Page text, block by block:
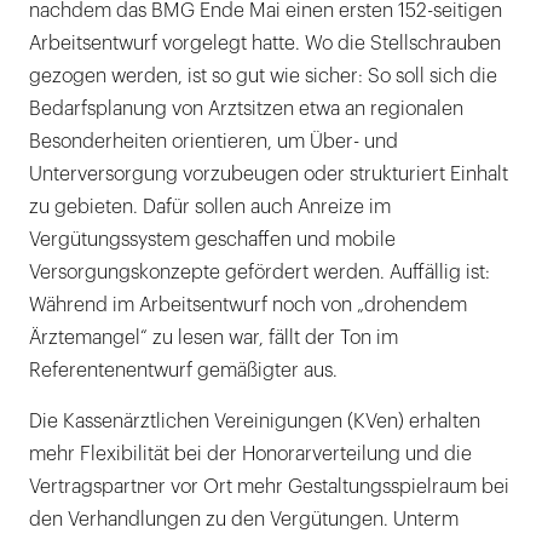
nachdem das BMG Ende Mai einen ersten 152-seitigen
Arbeitsentwurf vorgelegt hatte. Wo die Stellschrauben
gezogen werden, ist so gut wie sicher: So soll sich die
Bedarfsplanung von Arztsitzen etwa an regionalen
Besonderheiten orientieren, um Über- und
Unterversorgung vorzubeugen oder strukturiert Einhalt
zu gebieten. Dafür sollen auch Anreize im
Vergütungssystem geschaffen und mobile
Versorgungskonzepte gefördert werden. Auffällig ist:
Während im Arbeitsentwurf noch von „drohendem
Ärztemangel“ zu lesen war, fällt der Ton im
Referentenentwurf gemäßigter aus.
Die Kassenärztlichen Vereinigungen (KVen) erhalten
mehr Flexibilität bei der Honorarverteilung und die
Vertragspartner vor Ort mehr Gestaltungsspielraum bei
den Verhandlungen zu den Vergütungen. Unterm